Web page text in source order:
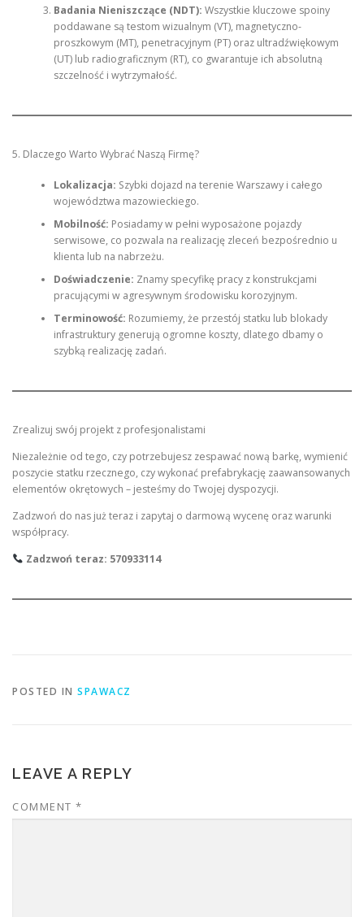
Badania Nieniszczące (NDT): Wszystkie kluczowe spoiny
poddawane są testom wizualnym (VT), magnetyczno-
proszkowym (MT), penetracyjnym (PT) oraz ultradźwiękowym
(UT) lub radiograficznym (RT), co gwarantuje ich absolutną
szczelność i wytrzymałość.
5. Dlaczego Warto Wybrać Naszą Firmę?
Lokalizacja: Szybki dojazd na terenie Warszawy i całego
województwa mazowieckiego.
Mobilność: Posiadamy w pełni wyposażone pojazdy
serwisowe, co pozwala na realizację zleceń bezpośrednio u
klienta lub na nabrzeżu.
Doświadczenie: Znamy specyfikę pracy z konstrukcjami
pracującymi w agresywnym środowisku korozyjnym.
Terminowość: Rozumiemy, że przestój statku lub blokady
infrastruktury generują ogromne koszty, dlatego dbamy o
szybką realizację zadań.
Zrealizuj swój projekt z profesjonalistami
Niezależnie od tego, czy potrzebujesz zespawać nową barkę, wymienić
poszycie statku rzecznego, czy wykonać prefabrykację zaawansowanych
elementów okrętowych – jesteśmy do Twojej dyspozycji.
Zadzwoń do nas już teraz i zapytaj o darmową wycenę oraz warunki
współpracy.
Zadzwoń teraz: 570933114
POSTED IN SPAWACZ
LEAVE A REPLY
COMMENT *